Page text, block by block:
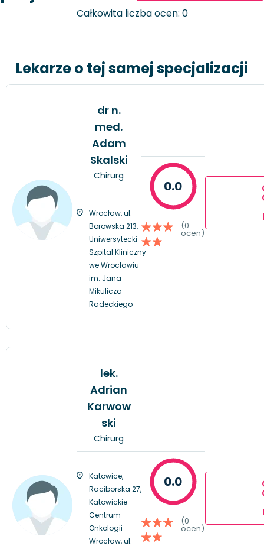
Całkowita liczba ocen: 0
Lekarze o tej samej specjalizacji
dr n.
med.
Adam
Skalski
Chirurg
Wrocław, ul.
Borowska 213,
Uniwersytecki
Szpital Kliniczny
we Wrocławiu
im. Jana
Mikulicza-
Radeckiego
0.0
(0
ocen)
lek.
Adrian
Karwow
ski
Chirurg
Katowice,
Raciborska 27,
Katowickie
Centrum
Onkologii
Wrocław, ul.
0.0
(0
ocen)